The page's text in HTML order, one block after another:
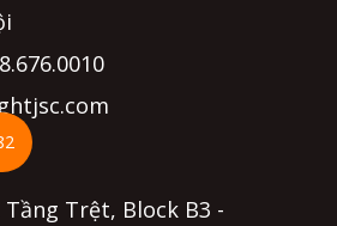
Tầng Trệt, Block B3 -